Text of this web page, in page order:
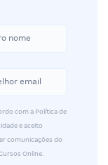
com a Política de
e aceito
comunicações do
Online.